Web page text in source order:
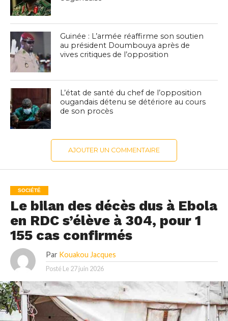
Guinée : L’armée réaffirme son soutien
au président Doumbouya après de
vives critiques de l’opposition
L’état de santé du chef de l’opposition
ougandais détenu se détériore au cours
de son procès
AJOUTER UN COMMENTAIRE
SOCIÉTÉ
Le bilan des décès dus à Ebola
en RDC s’élève à 304, pour 1
155 cas confirmés
Par Kouakou Jacques
Posté Le 27 juin 2026